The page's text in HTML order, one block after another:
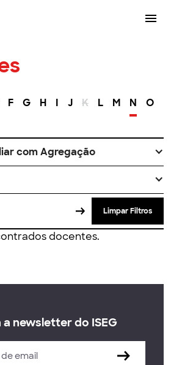
F G H I J K L M N O
com Agregação
Limpar Filtros
docentes.
a newsletter do ISEG